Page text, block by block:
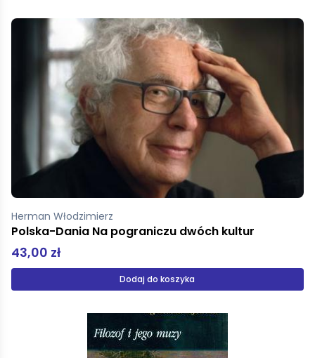
Herman Włodzimierz
Polska-Dania Na pograniczu dwóch kultur
43,00 zł
Dodaj do koszyka